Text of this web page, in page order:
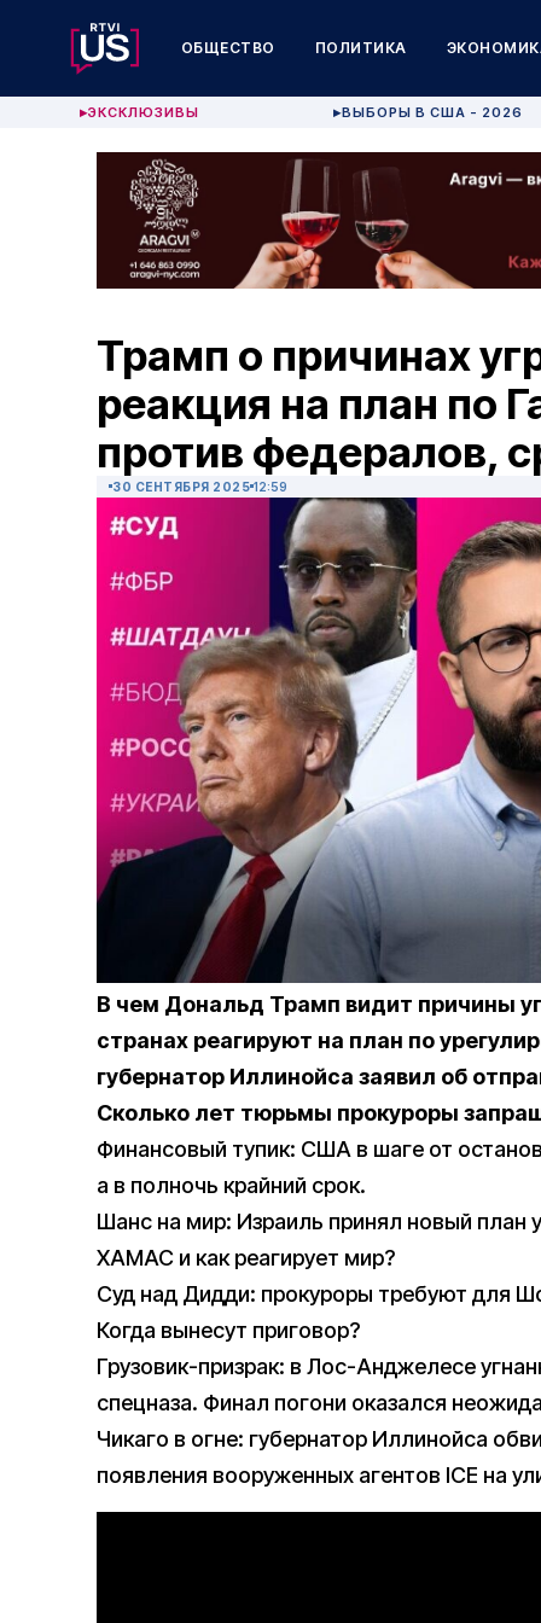
ОБЩЕСТВО ПОЛИТИКА
▶ЭКСКЛЮЗИВЫ ▶ВЫБОРЫ В США - 2026
Трамп о причинах
реакция на план по
против федералов,
30 СЕНТЯБРЯ 2025 12:59
В чем Дональд Трамп видит причины
странах реагируют на план по
губернатор Иллинойса заявил об
Сколько лет тюрьмы прокуроры
Финансовый тупик: США в шаге от
а в полночь крайний срок.
Шанс на мир: Израиль принял новый план
ХАМАС и как реагирует мир?
Суд над Дидди: прокуроры требуют для
Когда вынесут приговор?
Грузовик-призрак: в Лос-Анджелесе
спецназа. Финал погони оказался
Чикаго в огне: губернатор Иллинойса
появления вооруженных агентов ICE на